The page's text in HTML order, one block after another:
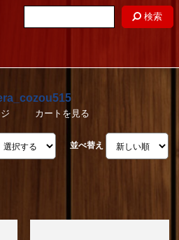
検索
カートを見る
並べ替え